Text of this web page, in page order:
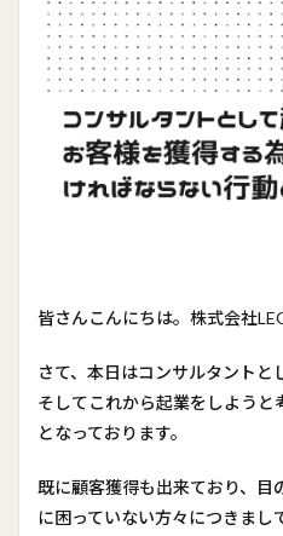
皆さんこんにちは。株式会社
さて、本日はコンサルタントと
そしてこれから起業をしようと
となっております。
既に顧客獲得も出来ており、目
に困っていない方々につきまし